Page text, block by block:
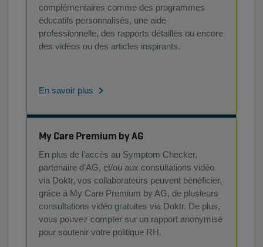
complémentaires comme des programmes
éducatifs personnalisés, une aide
professionnelle, des rapports détaillés ou encore
des vidéos ou des articles inspirants.
En savoir plus
My Care Premium by AG
En plus de l’accès au Symptom Checker,
partenaire d’AG, et/ou aux consultations vidéo
via Doktr, vos collaborateurs peuvent bénéficier,
grâce à My Care Premium by AG, de plusieurs
consultations vidéo gratuites via Doktr. De plus,
vous pouvez compter sur un rapport anonymisé
pour soutenir votre politique RH.